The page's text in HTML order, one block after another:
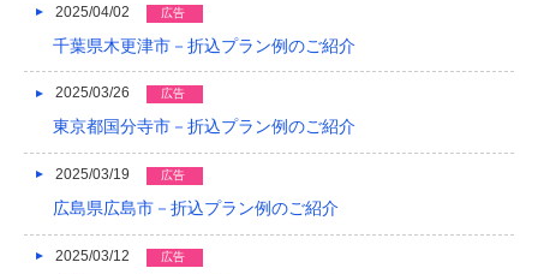
2015/08
2015/06
2015/05
2015/01
2014/12
2025/04/02 広告
千葉県木更津市－折込プラン例のご紹介
2025/03/26 広告
東京都国分寺市－折込プラン例のご紹介
2025/03/19 広告
広島県広島市－折込プラン例のご紹介
2025/03/12 広告